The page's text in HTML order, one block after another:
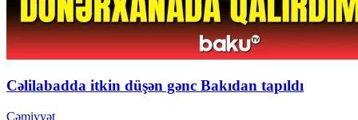
Cəlilabadda itkin düşən gənc Bakıdan tapıldı
Cəmiyyət